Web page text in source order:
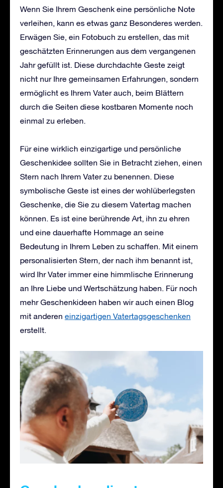
Wenn Sie Ihrem Geschenk eine persönliche Note
verleihen, kann es etwas ganz Besonderes werden.
Erwägen Sie, ein Fotobuch zu erstellen, das mit
geschätzten Erinnerungen aus dem vergangenen
Jahr gefüllt ist. Diese durchdachte Geste zeigt
nicht nur Ihre gemeinsamen Erfahrungen, sondern
ermöglicht es Ihrem Vater auch, beim Blättern
durch die Seiten diese kostbaren Momente noch
einmal zu erleben.
Für eine wirklich einzigartige und persönliche
Geschenkidee sollten Sie in Betracht ziehen, einen
Stern nach Ihrem Vater zu benennen. Diese
symbolische Geste ist eines der wohlüberlegsten
Geschenke, die Sie zu diesem Vatertag machen
können. Es ist eine berührende Art, ihn zu ehren
und eine dauerhafte Hommage an seine
Bedeutung in Ihrem Leben zu schaffen. Mit einem
personalisierten Stern, der nach ihm benannt ist,
wird Ihr Vater immer eine himmlische Erinnerung
an Ihre Liebe und Wertschätzung haben. Für noch
mehr Geschenkideen haben wir auch einen Blog
mit anderen einzigartigen Vatertagsgeschenken
erstellt.